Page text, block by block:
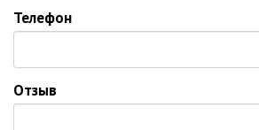
Телефон
Отзыв